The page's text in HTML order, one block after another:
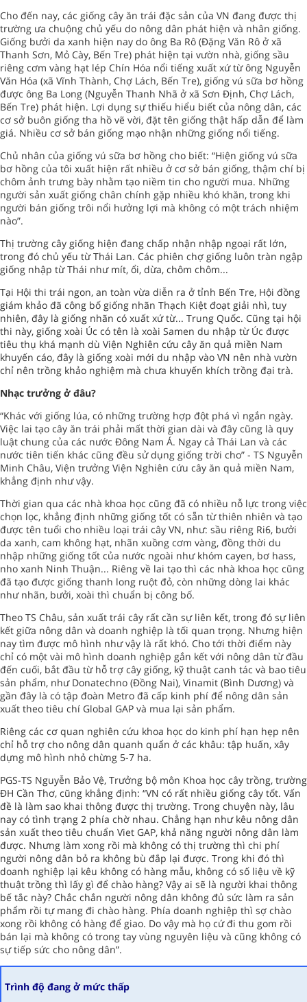
Cho đến nay, các giống cây ăn trái đặc sản của VN đang được thị
trường ưa chuộng chủ yếu do nông dân phát hiện và nhân giống.
Giống bưởi da xanh hiện nay do ông Ba Rô (Đặng Văn Rô ở xã
Thanh Sơn, Mỏ Cày, Bến Tre) phát hiện tại vườn nhà, giống sầu
riêng cơm vàng hạt lép Chín Hóa nổi tiếng xuất xứ từ ông Nguyễn
Văn Hóa (xã Vĩnh Thành, Chợ Lách, Bến Tre), giống vú sữa bơ hồng
được ông Ba Long (Nguyễn Thanh Nhã ở xã Sơn Định, Chợ Lách,
Bến Tre) phát hiện. Lợi dụng sự thiếu hiểu biết của nông dân, các
cơ sở buôn giống tha hồ vẽ vời, đặt tên giống thật hấp dẫn để làm
giá. Nhiều cơ sở bán giống mạo nhận những giống nổi tiếng.
Chủ nhân của giống vú sữa bơ hồng cho biết: “Hiện giống vú sữa
bơ hồng của tôi xuất hiện rất nhiều ở cơ sở bán giống, thậm chí bị
chôm ảnh trưng bày nhằm tạo niềm tin cho người mua. Những
người sản xuất giống chân chính gặp nhiều khó khăn, trong khi
người bán giống trôi nổi hưởng lợi mà không có một trách nhiệm
nào”.
Thị trường cây giống hiện đang chấp nhận nhập ngoại rất lớn,
trong đó chủ yếu từ Thái Lan. Các phiên chợ giống luôn tràn ngập
giống nhập từ Thái như mít, ổi, dừa, chôm chôm...
Tại Hội thi trái ngon, an toàn vừa diễn ra ở tỉnh Bến Tre, Hội đồng
giám khảo đã công bố giống nhãn Thạch Kiệt đoạt giải nhì, tuy
nhiên, đây là giống nhãn có xuất xứ từ... Trung Quốc. Cũng tại hội
thi này, giống xoài Úc có tên là xoài Samen du nhập từ Úc được
tiêu thụ khá mạnh dù Viện Nghiên cứu cây ăn quả miền Nam
khuyến cáo, đây là giống xoài mới du nhập vào VN nên nhà vườn
chỉ nên trồng khảo nghiệm mà chưa khuyến khích trồng đại trà.
Nhạc trưởng ở đâu?
“Khác với giống lúa, có những trường hợp đột phá vì ngắn ngày.
Việc lai tạo cây ăn trái phải mất thời gian dài và đây cũng là quy
luật chung của các nước Đông Nam Á. Ngay cả Thái Lan và các
nước tiên tiến khác cũng đều sử dụng giống trời cho” - TS Nguyễn
Minh Châu, Viện trưởng Viện Nghiên cứu cây ăn quả miền Nam,
khẳng định như vậy.
Thời gian qua các nhà khoa học cũng đã có nhiều nỗ lực trong việc
chọn lọc, khẳng định những giống tốt có sẵn từ thiên nhiên và tạo
được tên tuổi cho nhiều loại trái cây VN, như: sầu riêng Ri6, bưởi
da xanh, cam không hạt, nhãn xuồng cơm vàng, đồng thời du
nhập những giống tốt của nước ngoài như khóm cayen, bơ hass,
nho xanh Ninh Thuận... Riêng về lai tạo thì các nhà khoa học cũng
đã tạo được giống thanh long ruột đỏ, còn những dòng lai khác
như nhãn, bưởi, xoài thì chuẩn bị công bố.
Theo TS Châu, sản xuất trái cây rất cần sự liên kết, trong đó sự liên
kết giữa nông dân và doanh nghiệp là tối quan trọng. Nhưng hiện
nay tìm được mô hình như vậy là rất khó. Cho tới thời điểm này
chỉ có một vài mô hình doanh nghiệp gắn kết với nông dân từ đầu
đến cuối, bắt đầu từ hỗ trợ cây giống, kỹ thuật canh tác và bao tiêu
sản phẩm, như Donatechno (Đồng Nai), Vinamit (Bình Dương) và
gần đây là có tập đoàn Metro đã cấp kinh phí để nông dân sản
xuất theo tiêu chí Global GAP và mua lại sản phẩm.
Riêng các cơ quan nghiên cứu khoa học do kinh phí hạn hẹp nên
chỉ hỗ trợ cho nông dân quanh quẩn ở các khâu: tập huấn, xây
dựng mô hình nhỏ chừng 5-7 ha.
PGS-TS Nguyễn Bảo Vệ, Trưởng bộ môn Khoa học cây trồng, trường
ĐH Cần Thơ, cũng khẳng định: “VN có rất nhiều giống cây tốt. Vấn
đề là làm sao khai thông được thị trường. Trong chuyện này, lâu
nay có tình trạng 2 phía chờ nhau. Chẳng hạn như kêu nông dân
sản xuất theo tiêu chuẩn Viet GAP, khả năng người nông dân làm
được. Nhưng làm xong rồi mà không có thị trường thì chi phí
người nông dân bỏ ra không bù đắp lại được. Trong khi đó thì
doanh nghiệp lại kêu không có hàng mẫu, không có số liệu về kỹ
thuật trồng thì lấy gì để chào hàng? Vậy ai sẽ là người khai thông
bế tắc này? Chắc chắn người nông dân không đủ sức làm ra sản
phẩm rồi tự mang đi chào hàng. Phía doanh nghiệp thì sợ chào
xong rồi không có hàng để giao. Do vậy mà họ cứ đi thu gom rồi
bán lại mà không có trong tay vùng nguyên liệu và cũng không có
sự tiếp sức cho nông dân”.
Trình độ đang ở mức thấp